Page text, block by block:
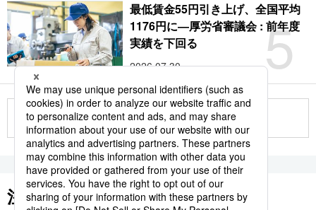
5
最低賃金55円引き上げ、全国平均
1176円に―厚労省審議会 : 前年度
実績を下回る
2026.07.30
もっと見る
注目のキーワード